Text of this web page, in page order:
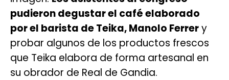
pudieron degustar el café elaborado
por el barista de Teika, Manolo Ferrery
probar algunos de los productos frescos
que Teika elabora de forma artesanal en
su obrador de Real de Gandia.